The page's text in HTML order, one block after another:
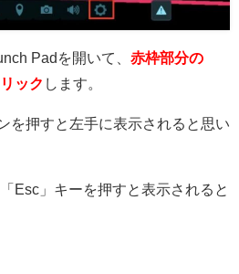
Padを開いて、 赤枠部分の
ック します。
を押すと左手に表示されると思い
Esc」キーを押すと表示されると